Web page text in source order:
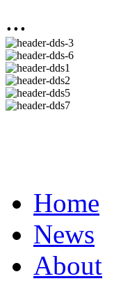
...
Home
News
About